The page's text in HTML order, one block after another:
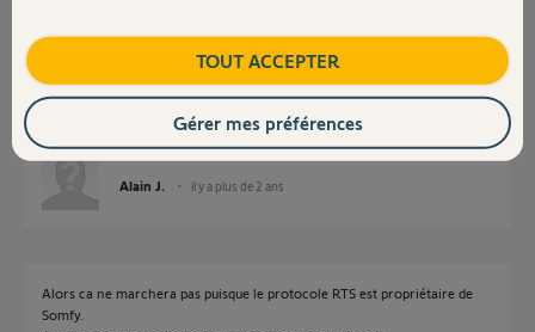
Merci pour votre réponse mais j'ai oublié de noter que la nouvelle
Alain J. il y a plus de 2 ans
Alors ca ne marchera pas puisque le protocole RTS est propriétaire de
Somfy.
TOUT ACCEPTER
Gérer mes préférences